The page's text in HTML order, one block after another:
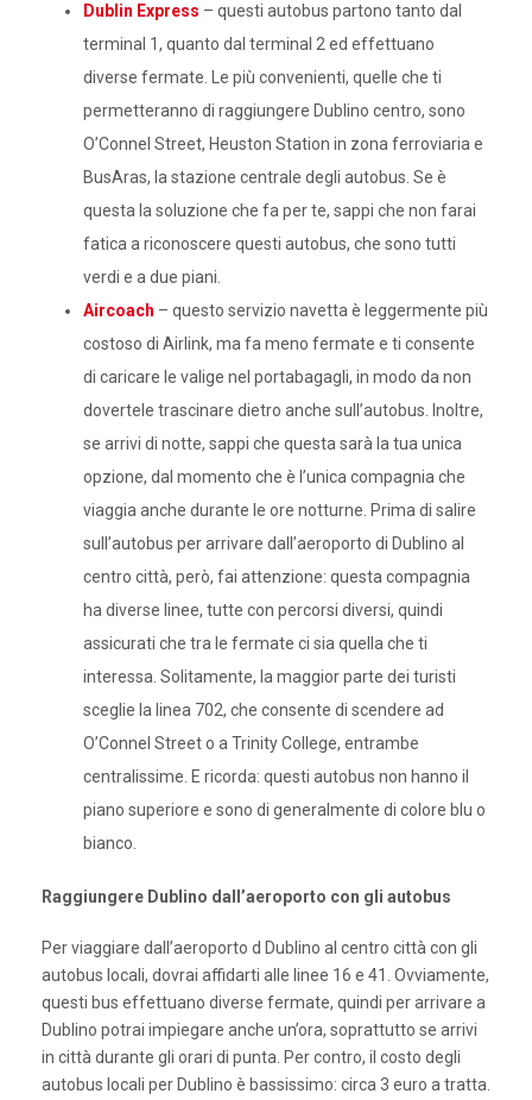
Dublin Express – questi autobus partono tanto dal
terminal 1, quanto dal terminal 2 ed effettuano
diverse fermate. Le più convenienti, quelle che ti
permetteranno di raggiungere Dublino centro, sono
O’Connel Street, Heuston Station in zona ferroviaria e
BusAras, la stazione centrale degli autobus. Se è
questa la soluzione che fa per te, sappi che non farai
fatica a riconoscere questi autobus, che sono tutti
verdi e a due piani.
Aircoach – questo servizio navetta è leggermente più
costoso di Airlink, ma fa meno fermate e ti consente
di caricare le valige nel portabagagli, in modo da non
dovertele trascinare dietro anche sull’autobus. Inoltre,
se arrivi di notte, sappi che questa sarà la tua unica
opzione, dal momento che è l’unica compagnia che
viaggia anche durante le ore notturne. Prima di salire
sull’autobus per arrivare dall’aeroporto di Dublino al
centro città, però, fai attenzione: questa compagnia
ha diverse linee, tutte con percorsi diversi, quindi
assicurati che tra le fermate ci sia quella che ti
interessa. Solitamente, la maggior parte dei turisti
sceglie la linea 702, che consente di scendere ad
O’Connel Street o a Trinity College, entrambe
centralissime. E ricorda: questi autobus non hanno il
piano superiore e sono di generalmente di colore blu o
bianco.
Raggiungere Dublino dall’aeroporto con gli autobus
Per viaggiare dall’aeroporto d Dublino al centro città con gli
autobus locali, dovrai affidarti alle linee 16 e 41. Ovviamente,
questi bus effettuano diverse fermate, quindi per arrivare a
Dublino potrai impiegare anche un’ora, soprattutto se arrivi
in città durante gli orari di punta. Per contro, il costo degli
autobus locali per Dublino è bassissimo: circa 3 euro a tratta.